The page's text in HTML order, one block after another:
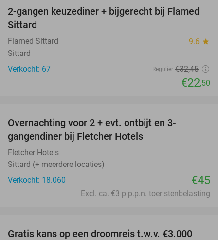
31%
2-gangen keuzediner + bijgerecht bij Flamed
Sittard
Flamed Sittard 9.6 star
Sittard
Verkocht: 67
Regulier €32,45
€22,50
Overnachting voor 2 + evt. ontbijt en 3-
gangendiner bij Fletcher Hotels
Fletcher Hotels
Sittard (+ meerdere locaties)
Verkocht: 18.060
€45
Excl. ca. €3 p.p.p.n. toeristenbelasting
Gratis kans op een droomreis t.w.v. €3.000